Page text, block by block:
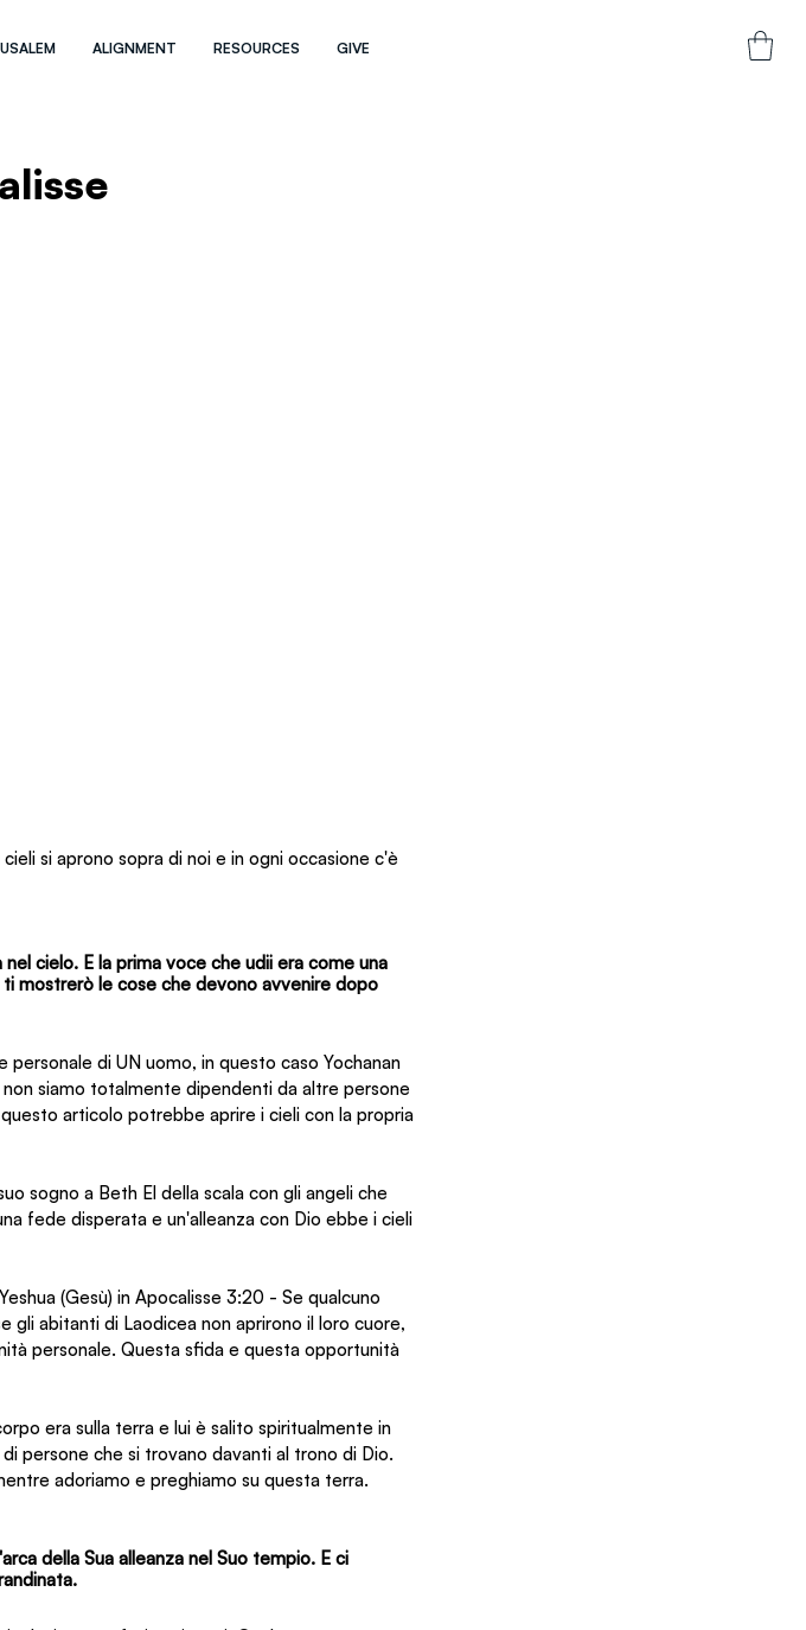
ALIGNMENT RESOURCES GIVE
si aprono sopra di noi e in ogni occasione c'è
cielo. E la prima voce che udii era come una
mostrerò le cose che devono avvenire dopo
di UN uomo, in questo caso Yochanan
siamo totalmente dipendenti da altre persone
articolo potrebbe aprire i cieli con la propria
sogno a Beth El della scala con gli angeli che
fede disperata e un'alleanza con Dio ebbe i cieli
(Gesù) in Apocalisse 3:20 - Se qualcuno
gli abitanti di Laodicea non aprirono il loro cuore,
personale. Questa sfida e questa opportunità
era sulla terra e lui è salito spiritualmente in
persone che si trovano davanti al trono di Dio.
adoriamo e preghiamo su questa terra.
della Sua alleanza nel Suo tempio. E ci